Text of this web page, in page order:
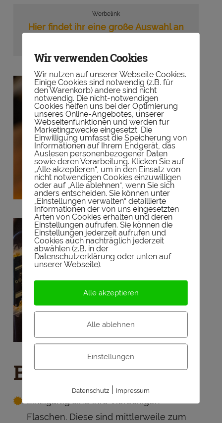
Werbelink
Hier findet ihr eine große Auswahl an
Besonderheiten
Einzigartig sind ihre Viereckigen
Flaschen. Diese sind mittlerweile zum
Wir verwenden Cookies
Wir nutzen auf unserer Webseite Cookies.
Einige Cookies sind notwendig (z.B. für
den Warenkorb) andere sind nicht
notwendig. Die nicht-notwendigen
Cookies helfen uns bei der Optimierung
unseres Online-Angebotes, unserer
Webseitenfunktionen und werden für
Marketingzwecke eingesetzt. Die
Einwilligung umfasst die Speicherung von
Informationen auf Ihrem Endgerät, das
Auslesen personenbezogener Daten
sowie deren Verarbeitung. Klicken Sie auf
„Alle akzeptieren“, um in den Einsatz von
nicht notwendigen Cookies einzuwilligen
oder auf „Alle ablehnen“, wenn Sie sich
anders entscheiden. Sie können unter
„Einstellungen verwalten“ detaillierte
Informationen der von uns eingesetzten
Arten von Cookies erhalten und deren
Einstellungen aufrufen. Sie können die
Einstellungen jederzeit aufrufen und
Cookies auch nachträglich jederzeit
abwählen (z.B. in der
Datenschutzerklärung oder unten auf
unserer Webseite).
Alle akzeptieren
Alle ablehnen
Einstellungen
Datenschutz Impressum